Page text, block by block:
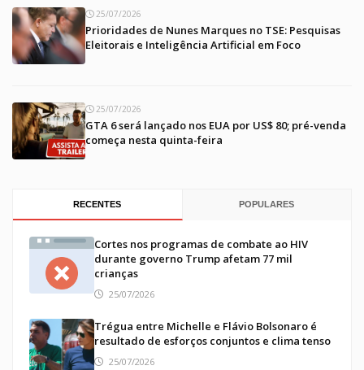
25/07/2026
Prioridades de Nunes Marques no TSE: Pesquisas
Eleitorais e Inteligência Artificial em Foco
25/07/2026
GTA 6 será lançado nos EUA por US$ 80; pré-venda
começa nesta quinta-feira
RECENTES POPULARES
Cortes nos programas de combate ao HIV
durante governo Trump afetam 77 mil
crianças
25/07/2026
Trégua entre Michelle e Flávio Bolsonaro é
resultado de esforços conjuntos e clima tenso
25/07/2026